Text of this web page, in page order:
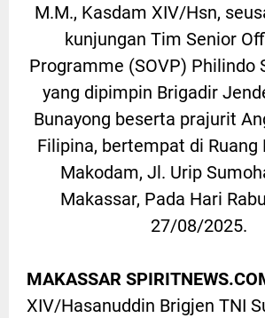
M.M., Kasdam XIV/Hsn,
kunjungan Tim Senior
Programme (SOVP) Philindo
yang dipimpin Brigadir
Bunayong beserta prajurit
Filipina, bertempat di Ruang
Makodam, Jl. Urip
Makassar, Pada Hari
27/08/2025.
MAKASSAR
XIV/Hasanuddin Brigjen TNI